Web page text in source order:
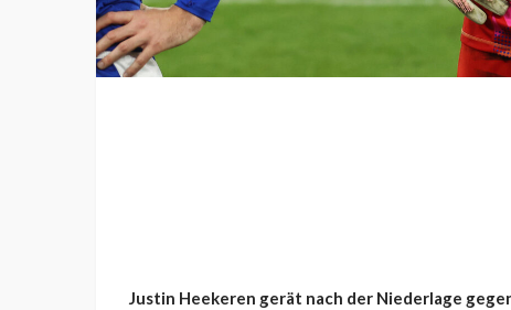
Justin Heekeren gerät nach der Niederlage